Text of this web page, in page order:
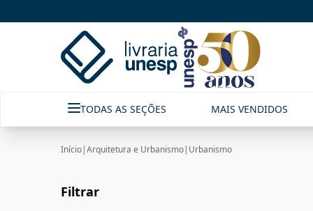
TODAS AS SEÇÕES MAIS VENDIDOS
Início|Arquitetura e Urbanismo| Urbanismo
Filtrar